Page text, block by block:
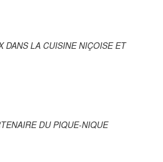
DANS LA CUISINE NIÇOISE ET
DU PIQUE-NIQUE